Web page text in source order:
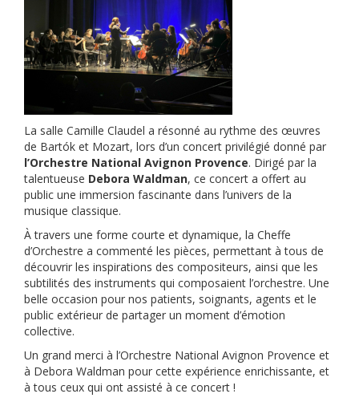
La salle Camille Claudel a résonné au rythme des œuvres
de Bartók et Mozart, lors d’un concert privilégié donné par
l’Orchestre National Avignon Provence. Dirigé par la
talentueuse Debora Waldman, ce concert a offert au
public une immersion fascinante dans l’univers de la
musique classique.
À travers une forme courte et dynamique, la Cheffe
d’Orchestre a commenté les pièces, permettant à tous de
découvrir les inspirations des compositeurs, ainsi que les
subtilités des instruments qui composaient l’orchestre. Une
belle occasion pour nos patients, soignants, agents et le
public extérieur de partager un moment d’émotion
collective.
Un grand merci à l’Orchestre National Avignon Provence et
à Debora Waldman pour cette expérience enrichissante, et
à tous ceux qui ont assisté à ce concert !